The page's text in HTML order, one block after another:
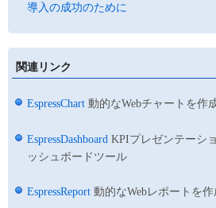
導入の成功のために
関連リンク
EspressChart 動的なWebチャートを作
EspressDashboard KPIプレゼンテーシ
ッシュボードツール
EspressReport 動的なWebレポートを